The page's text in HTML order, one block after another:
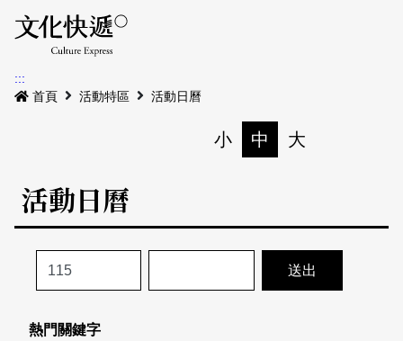
最新公告
本期專題
歷史專題
活動特區
活動列表
關於我們
:::
首頁
活動特區 活動日曆
小 中 大
活動日曆
熱門關鍵字